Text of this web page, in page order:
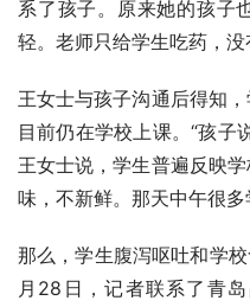
系了孩子。原来她的孩子
轻。老师只给学生吃药，没
王女士与孩子沟通后得知
目前仍在学校上课。“孩子
王女士说，学生普遍反映
味，不新鲜。那天中午很多
那么，学生腹泻呕吐和学
月28日，记者联系了青